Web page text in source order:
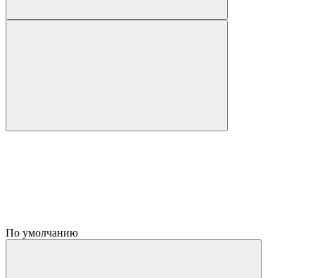
По умолчанию